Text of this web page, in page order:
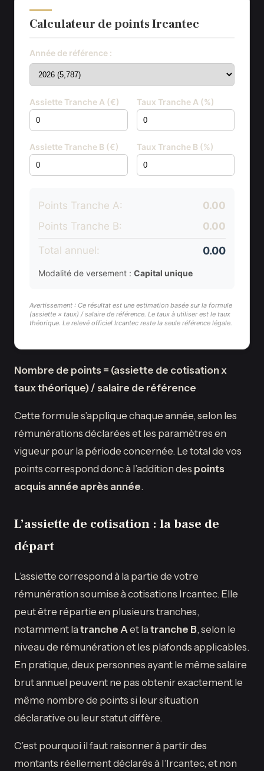
Calculateur de points Ircantec
Année de référence :
Assiette Tranche A (€) Taux Tranche A (%)
Assiette Tranche B (€) Taux Tranche B (%)
Points Tranche A:
0.00
Points Tranche B:
0.00
Total annuel:
0.00
Modalité de versement : Capital unique
Avertissement : Ce résultat est une estimation basée sur la formule
(assiette × taux) / salaire de référence. Le taux à utiliser est le taux
théorique. Le relevé officiel Ircantec reste la seule référence légale.
Nombre de points = (assiette de cotisation x
taux théorique) / salaire de référence
Cette formule s’applique chaque année, selon les
rémunérations déclarées et les paramètres en
vigueur pour la période concernée. Le total de vos
points correspond donc à l’addition des points
acquis année après année.
L’assiette de cotisation : la base de
départ
L’assiette correspond à la partie de votre
rémunération soumise à cotisations Ircantec. Elle
peut être répartie en plusieurs tranches,
notamment latranche Aet latranche B, selon le
niveau de rémunération et les plafonds applicables.
En pratique, deux personnes ayant le même salaire
brut annuel peuvent ne pas obtenir exactement le
même nombre de points si leur situation
déclarative ou leur statut diffère.
C’est pourquoi il faut raisonner à partir des
montants réellement déclarés à l’Ircantec, et non